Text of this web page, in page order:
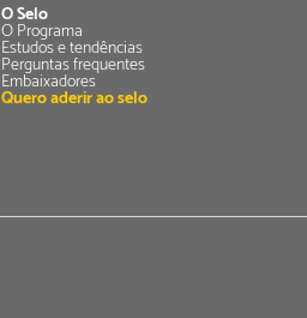
O Selo
O Programa
Estudos e tendências
Perguntas frequentes
Embaixadores
Quero aderir ao selo